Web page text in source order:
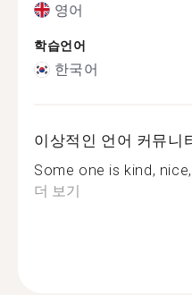
영어
학습언어
한국어
이상적인 언어 커뮤니
Some one is kind,
더 보기